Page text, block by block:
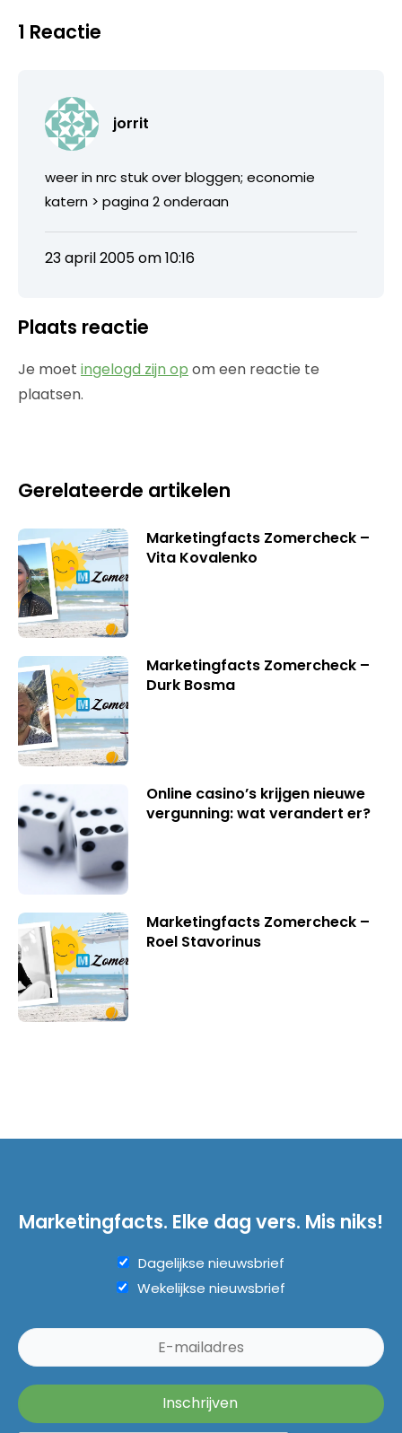
1 Reactie
jorrit
weer in nrc stuk over bloggen; economie
katern > pagina 2 onderaan
23 april 2005 om 10:16
Plaats reactie
Je moet ingelogd zijn op om een reactie te
plaatsen.
Gerelateerde artikelen
Marketingfacts Zomercheck –
Vita Kovalenko
Marketingfacts Zomercheck –
Durk Bosma
Online casino’s krijgen nieuwe
vergunning: wat verandert er?
Marketingfacts Zomercheck –
Roel Stavorinus
Marketingfacts. Elke dag vers. Mis niks!
Dagelijkse nieuwsbrief
Wekelijkse nieuwsbrief